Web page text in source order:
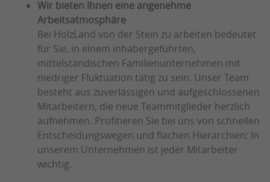
Wir bieten Ihnen eine angenehme
Arbeitsatmosphäre
Bei HolzLand von der Stein zu arbeiten bedeutet
für Sie, in einem inhabergeführten,
mittelständischen Familienunternehmen mit
niedriger Fluktuation tätig zu sein. Unser Team
besteht aus zuverlässigen und aufgeschlossenen
Mitarbeitern, die neue Teammitglieder herzlich
aufnehmen. Profitieren Sie bei uns von schnellen
Entscheidungswegen und flachen Hierarchien: In
unserem Unternehmen ist jeder Mitarbeiter
wichtig.